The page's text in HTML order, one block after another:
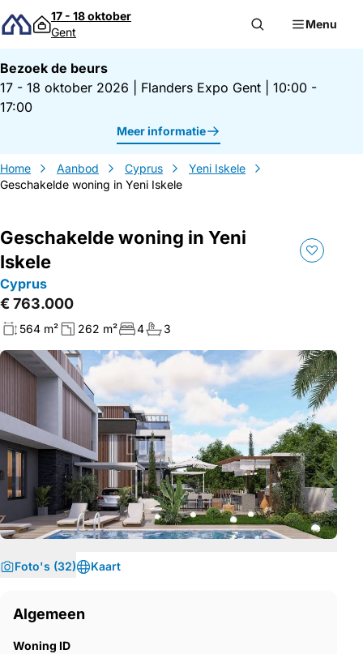
Direct naar inhoud
17 - 18 oktober
Gent
Menu
Bezoek de beurs
17 - 18 oktober 2026
Flanders Expo Gent
10:00 -
17:00
Meer informatie
Home Aanbod Cyprus
Yeni Iskele
Geschakelde woning in Yeni Iskele
Geschakelde woning in Yeni
Iskele
Cyprus
€ 763.000
564 m² 262 m² 4 3
Foto's (32) Kaart
Algemeen
Woning ID